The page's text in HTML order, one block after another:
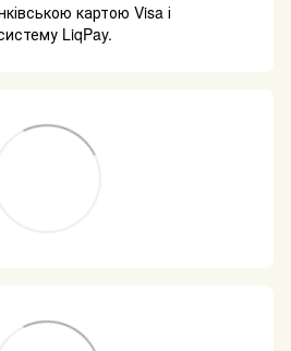
картою Visa і
LiqPay.